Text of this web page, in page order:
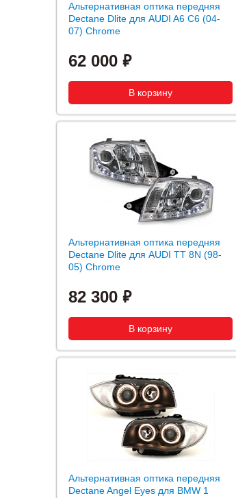
Альтернативная оптика передняя
Dectane Dlite для AUDI A6 C6 (04-
07) Chrome
62 000
Альтернативная оптика передняя
Dectane Dlite для AUDI TT 8N (98-
05) Chrome
82 300
Альтернативная оптика передняя
Dectane Angel Eyes для BMW 1